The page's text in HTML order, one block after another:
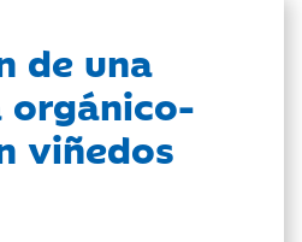
de una
orgánico-
viñedos